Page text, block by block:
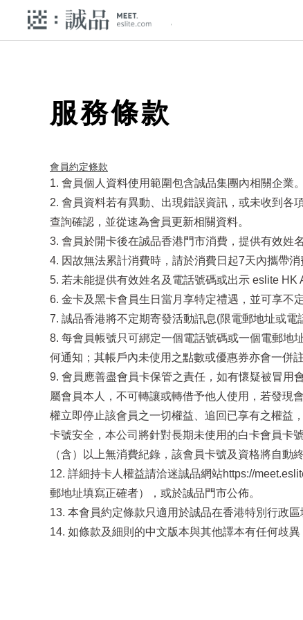
服務條款
會員約定條款​
1. 會員個人資料使用範圍包含誠品集團內相關企業。
2. 會員資料若有異動、出現錯誤資訊，或未收到各
查詢確認，並從速為會員更新相關資料。
3. 會員於開卡後在誠品香港門市消費，提供有效姓
4. 因故無法累計消費時，請於消費日起7天內攜帶
5. 若未能提供有效姓名及電話號碼或出示 eslite HK
6. 金卡及黑卡會員生日當月享特定禮遇，並可享不
7. 誠品香港將不定期寄發活動訊息(限電郵地址或
8. 每會員帳號只可綁定一個電話號碼或一個電郵地
何通知；其帳戶內未使用之點數或優惠券亦會一併註
9. 會員應善盡會員卡保管之責任，如有懷疑被冒用
屬會員本人，不可轉讓或轉借予他人使用，若發現
權立即停止該會員之一切權益、追回已享有之權益
卡號安全，本公司將針對長期未使用的白卡會員卡
（含）以上無消費紀錄，該會員卡號及資格將自動
12. 詳細持卡人權益請洽迷誠品網站https://
郵地址填寫正確者），或於誠品門市公佈。
13. 本會員約定條款只適用於誠品在香港特別行政
14. 如條款及細則的中文版本與其他譯本有任何歧異